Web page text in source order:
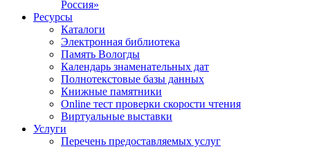
Россия»
Ресурсы
Каталоги
Электронная библиотека
Память Вологды
Календарь знаменательных дат
Полнотекстовые базы данных
Книжные памятники
Online тест проверки скорости чтения
Виртуальные выставки
Услуги
Перечень предоставляемых услуг